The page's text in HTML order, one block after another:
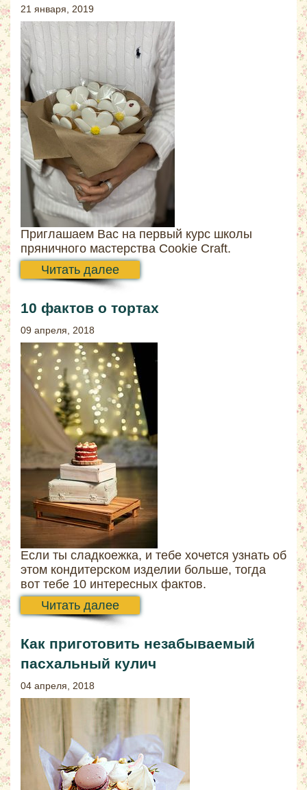
21 января, 2019
Приглашаем Вас на первый курс школы
пряничного мастерства Cookie Craft.
Читать далее
10 фактов о тортах
09 апреля, 2018
Если ты сладкоежка, и тебе хочется узнать об
этом кондитерском изделии больше, тогда
вот тебе 10 интересных фактов.
Читать далее
Как приготовить незабываемый
пасхальный кулич
04 апреля, 2018